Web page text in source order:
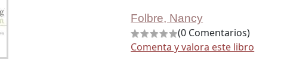
Folbre, Nancy
(0 Comentarios)
Comenta y valora este libro